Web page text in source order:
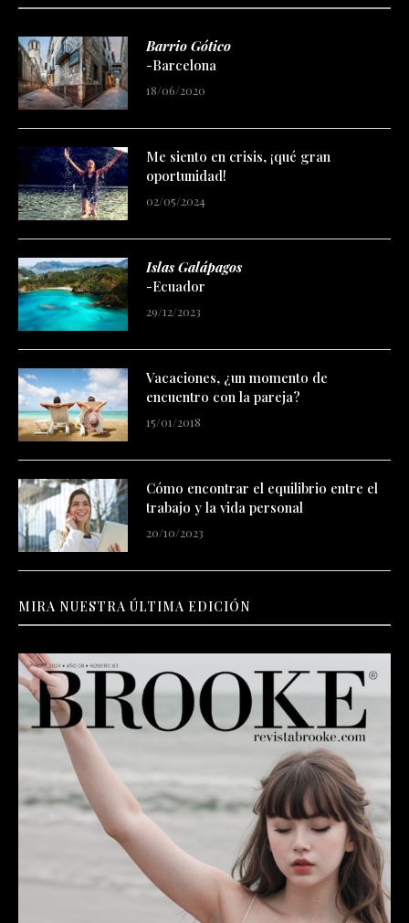
Barrio Gótico
-Barcelona
18/06/2020
Me siento en crisis, ¡qué gran
oportunidad!
02/05/2024
Islas Galápagos
-Ecuador
29/12/2023
Vacaciones, ¿un momento de
encuentro con la pareja?
15/01/2018
Cómo encontrar el equilibrio entre el
trabajo y la vida personal
20/10/2023
MIRA NUESTRA ÚLTIMA EDICIÓN